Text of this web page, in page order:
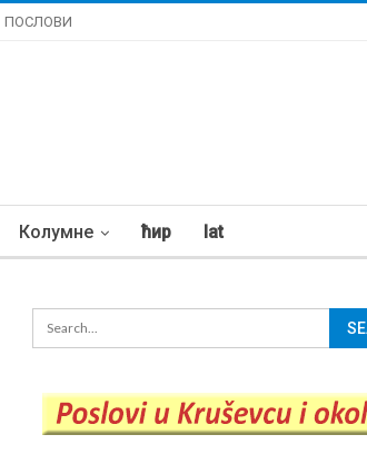
ПОСЛОВИ
Колумне ћир lat